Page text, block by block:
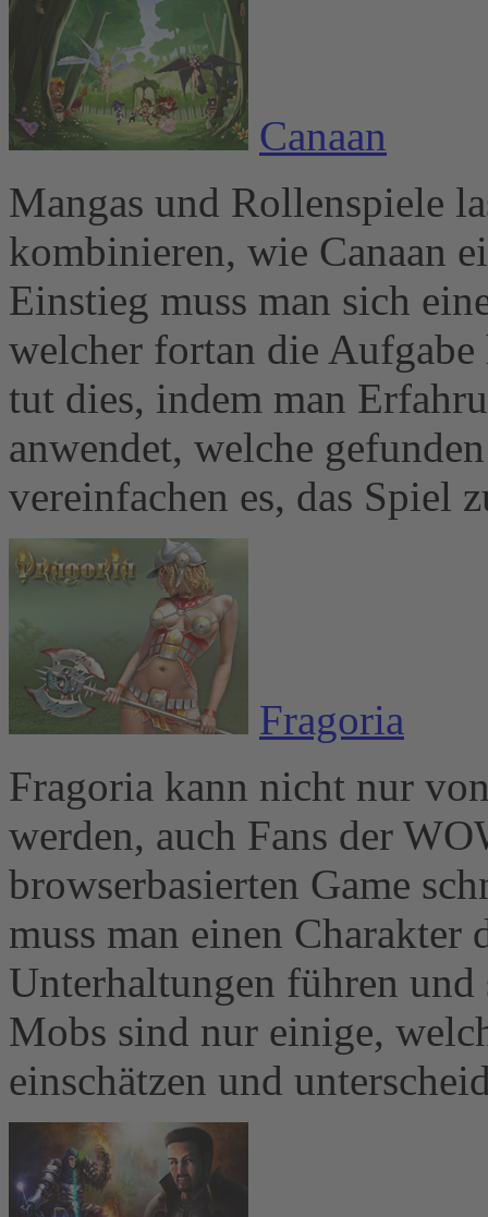
Canaan
Mangas und Rollenspiele
kombinieren, wie Canaan
Einstieg muss man sich
welcher fortan die Aufgabe
tut dies, indem man
anwendet, welche
vereinfachen es, das Spiel
Fragoria
Fragoria kann nicht nur
werden, auch Fans der
browserbasierten Game
muss man einen Charakter
Unterhaltungen führen
Mobs sind nur einige,
einschätzen und